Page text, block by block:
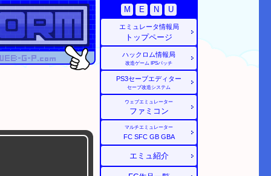
M E N U
エミュレータ情報局
トップページ
ハックロム情報局
改造ゲーム IPSパッチ
PS3セーブエディター
セーブ改造システム
ウェブエミュレーター
ファミコン
マルチエミュレーター
FC SFC GB GBA
エミュ紹介